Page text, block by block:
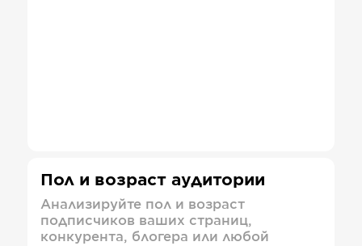
Пол и возраст аудитории
Анализируйте пол и возраст
подписчиков ваших страниц,
конкурента, блогера или любой